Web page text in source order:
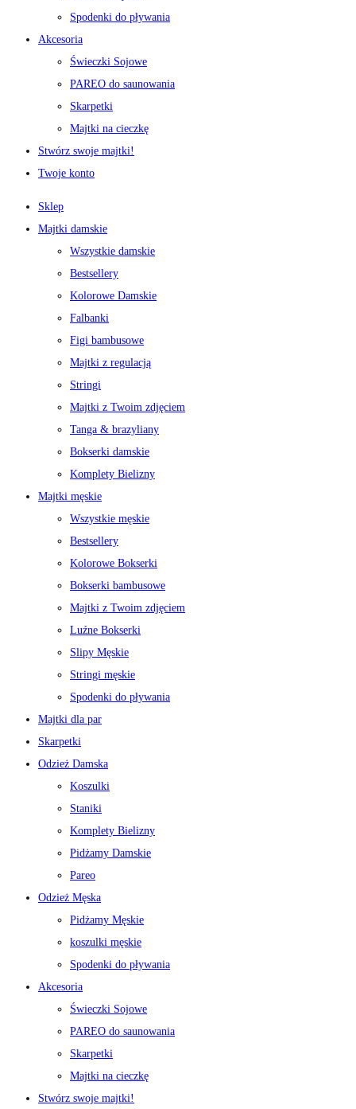
Spodenki do pływania
Akcesoria
Świeczki Sojowe
PAREO do saunowania
Skarpetki
Majtki na cieczkę
Stwórz swoje majtki!
Twoje konto
Sklep
Majtki damskie
Wszystkie damskie
Bestsellery
Kolorowe Damskie
Falbanki
Figi bambusowe
Majtki z regulacją
Stringi
Majtki z Twoim zdjęciem
Tanga & brazyliany
Bokserki damskie
Komplety Bielizny
Majtki męskie
Wszystkie męskie
Bestsellery
Kolorowe Bokserki
Bokserki bambusowe
Majtki z Twoim zdjęciem
Luźne Bokserki
Slipy Męskie
Stringi męskie
Spodenki do pływania
Majtki dla par
Skarpetki
Odzież Damska
Koszulki
Staniki
Komplety Bielizny
Pidżamy Damskie
Pareo
Odzież Męska
Pidżamy Męskie
koszulki męskie
Spodenki do pływania
Akcesoria
Świeczki Sojowe
PAREO do saunowania
Skarpetki
Majtki na cieczkę
Stwórz swoje majtki!